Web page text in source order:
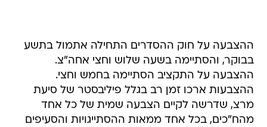
ההצבעה על חוק ההסדרים התחילה אתמול בתשע
בבוקר, והסתיימה בשעה שלוש וחצי אחה"צ.
ההצבעה על התקציב הסתיימה בחמש וחצי.
ההצבעות ארכו זמן רב בגלל פיליבסטר של סיעת
מרצ, שדרשה לקיים הצבעה שמית של כל אחד
מהח"כים, בכל אחד ממאות ההסתייגויות והסעיפים